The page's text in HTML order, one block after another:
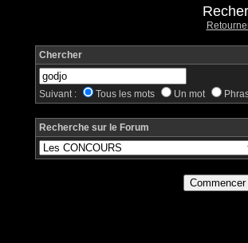
Chercher
Suivant : Tous les mots Un mot
Recherche sur le Forum